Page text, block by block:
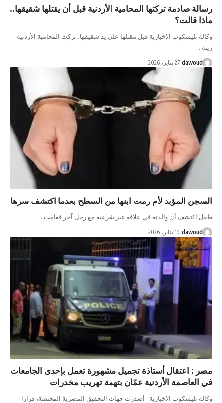
رسالة صادمة تركتها المحامية الأردنية قبل أن يقتلها شقيقها..
ماذا قالت؟
وكالة تليسكوب الاخبارية قبل مقتلها على يد شقيقها، تركت المحامية الأردنية
زينة…
dawoud 27 يناير، 2026
السجن المؤبد لأم رمت ابنها من السطح بعدما اكتشف سرها
طفل اكتشف أن والدته في علاقة غير شرعية مع رجل آخر فقامت…
dawoud 19 يناير، 2026
مصر : اعتقال أستاذة تجميل مشهورة تعمل بإحدى الجامعات
في العاصمة الأردنية عمّان بتهمة تهريب مخدرات
وكالة تليسكوب الاخبارية أصدرت جهات التحقيق المصرية المختصة، قرارا